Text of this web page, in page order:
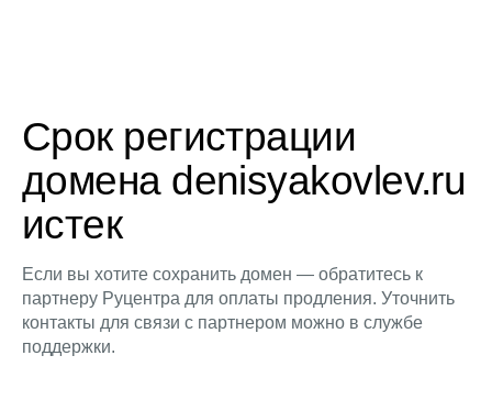
Срок регистрации
домена denisyakovlev.ru
истек
Если вы хотите сохранить домен — обратитесь к
партнеру Руцентра для оплаты продления. Уточнить
контакты для связи с партнером можно в службе
поддержки.